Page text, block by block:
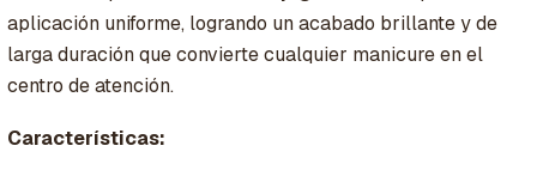
aplicación uniforme, logrando un acabado brillante y de
larga duración que convierte cualquier manicure en el
centro de atención.
Características: